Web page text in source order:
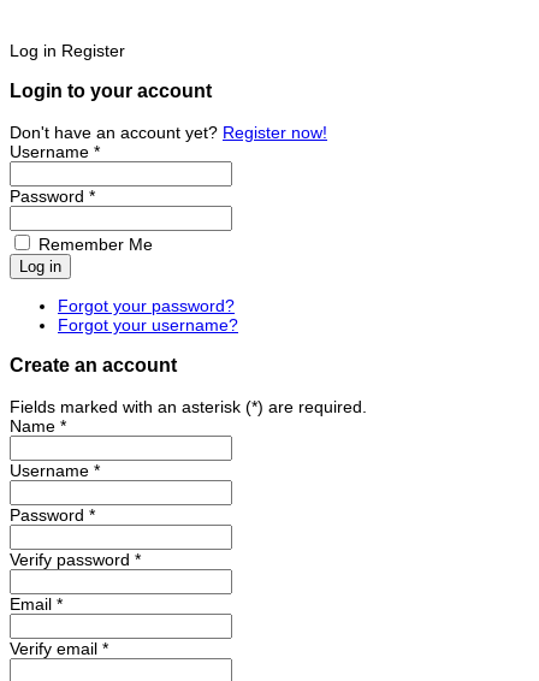
Log in Register
Login to your account
Don't have an account yet? Register now!
Username *
Password *
Remember Me
Forgot your password?
Forgot your username?
Create an account
Fields marked with an asterisk (*) are required.
Name *
Username *
Password *
Verify password *
Email *
Verify email *